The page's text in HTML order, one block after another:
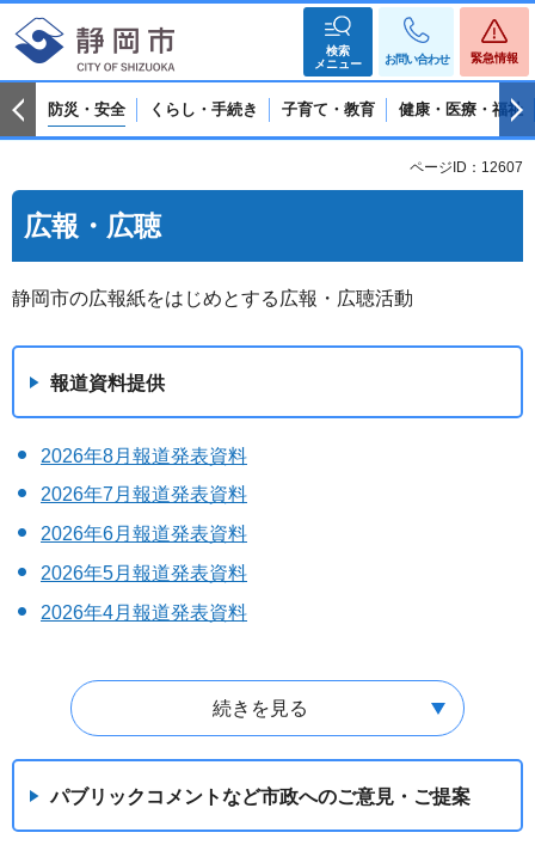
検索
メニュー
お問い合わせ 緊急情報
防災・安全 くらし・手続き 子育て・教育 健康・医療・福祉
ページID：12607
広報・広聴
静岡市の広報紙をはじめとする広報・広聴活動
報道資料提供
2026年8月報道発表資料
2026年7月報道発表資料
2026年6月報道発表資料
2026年5月報道発表資料
2026年4月報道発表資料
続きを見る
パブリックコメントなど市政へのご意見・ご提案